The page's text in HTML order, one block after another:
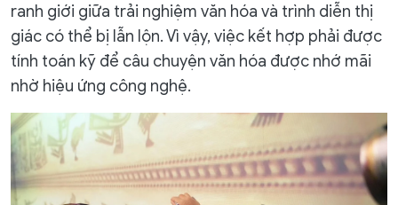
ranh giới giữa trải nghiệm văn hóa và trình diễn thị
giác có thể bị lẫn lộn. Vì vậy, việc kết hợp phải được
tính toán kỹ để câu chuyện văn hóa được nhớ mãi
nhờ hiệu ứng công nghệ.